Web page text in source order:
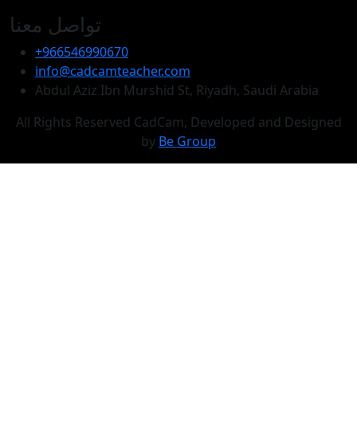
تواصل معنا
+966546990670
info@cadcamteacher.com
Abdul Aziz Ibn Murshid St, Riyadh, Saudi Arabia
All Rights Reserved CadCam, Developed and Designed
by Be Group